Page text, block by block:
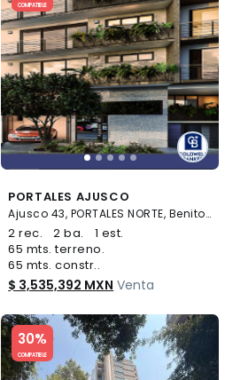
COMPATIBLE
PORTALES AJUSCO
Ajusco 43, PORTALES NORTE, Benito Juárez
2 rec. 2 ba.
1 est.
65 mts. terreno.
65 mts. constr..
$ 3,535,392 MXN Venta
30%
COMPATIBLE
Slide 1 of 5